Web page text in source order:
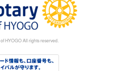
HYOGO All rights reserved.